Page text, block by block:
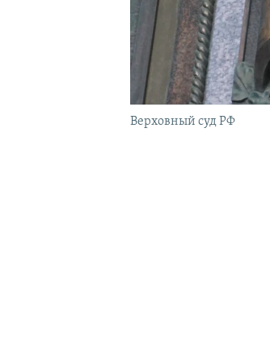
Верховный суд РФ